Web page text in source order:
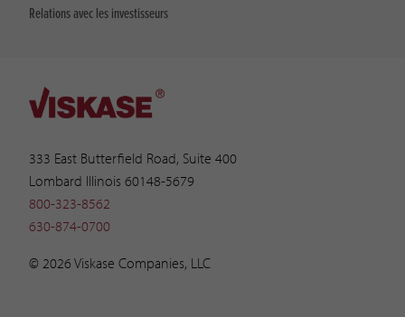
333 East Butterfield Road, Suite 400
Lombard Illinois 60148-5679
800-323-8562
630-874-0700
© 2026 Viskase Companies, LLC
Relations avec les investisseurs